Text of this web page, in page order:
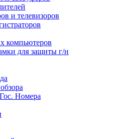
и телевизоров
компьютеров
для защиты г/н
Номера